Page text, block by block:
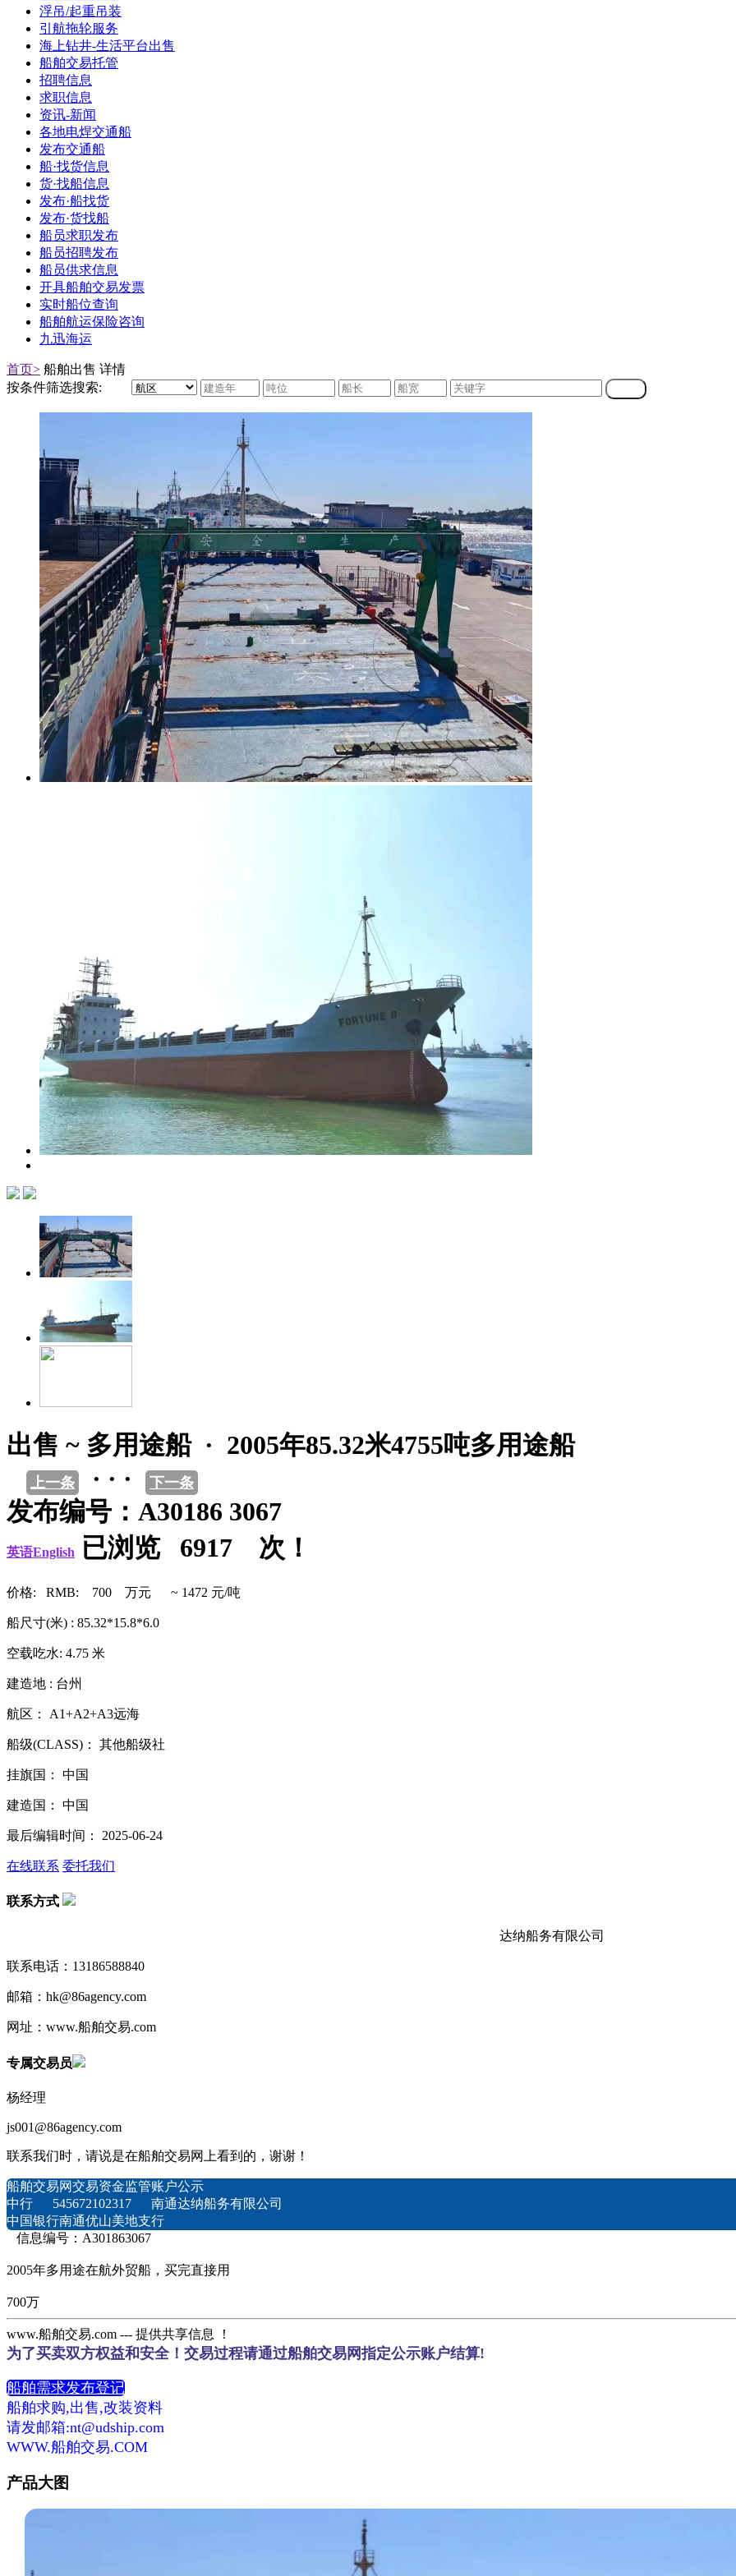
浮吊/起重吊装
引航拖轮服务
海上钻井-生活平台出售
船舶交易托管
招聘信息
求职信息
资讯-新闻
各地电焊交通船
发布交通船
船·找货信息
货·找船信息
发布·船找货
发布·货找船
船员求职发布
船员招聘发布
船员供求信息
开具船舶交易发票
实时船位查询
船舶航运保险咨询
九迅海运
首页> 船舶出售 详情
按条件筛选搜索:
出售 ~ 多用途船 · 2005年85.32米4755吨多用途船
上一条 · · · 下一条
发布编号：A30186 3067
英语English 已浏览 6917 次！
价格: RMB: 700 万元 ~ 1472 元/吨
船尺寸(米) : 85.32*15.8*6.0
空载吃水: 4.75 米
建造地 : 台州
航区： A1+A2+A3远海
船级(CLASS)： 其他船级社
挂旗国： 中国
建造国： 中国
最后编辑时间： 2025-06-24
在线联系 委托我们
联系方式
达纳船务有限公司
联系电话：13186588840
邮箱：hk@86agency.com
网址：www.船舶交易.com
专属交易员
杨经理
js001@86agency.com
联系我们时，请说是在船舶交易网上看到的，谢谢！
船舶交易网交易资金监管账户公示
中行 545672102317 南通达纳船务有限公司
中国银行南通优山美地支行
信息编号：A301863067
2005年多用途在航外贸船，买完直接用
700万
www.船舶交易.com --- 提供共享信息 ！
为了买卖双方权益和安全！交易过程请通过船舶交易网指定公示账户结算!
船舶需求发布登记
船舶求购,出售,改装资料
请发邮箱:nt@udship.com
WWW.船舶交易.COM
产品大图